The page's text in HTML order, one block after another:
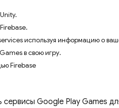
используя информацию о
в свою игру.
Firebase
сервисы Google Play Games